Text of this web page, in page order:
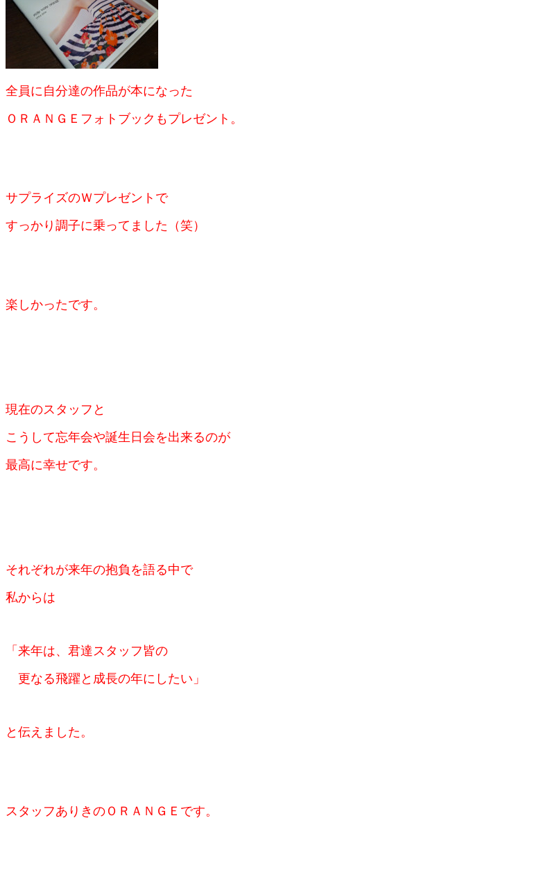
全員に自分達の作品が本になった
ＯＲＡＮＧＥフォトブックもプレゼント。
サプライズのＷプレゼントで
すっかり調子に乗ってました（笑）
楽しかったです。
現在のスタッフと
こうして忘年会や誕生日会を出来るのが
最高に幸せです。
それぞれが来年の抱負を語る中で
私からは
「来年は、君達 スタッフ皆の
更なる飛躍と成長の年にしたい」
と伝えました。
スタッフありきのＯＲＡＮＧＥです。